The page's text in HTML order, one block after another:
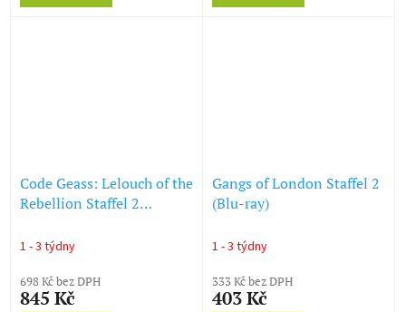
Code Geass: Lelouch of the
Rebellion Staffel 2
1 - 3 týdny
698 Kč bez DPH
845 Kč
Gangs of London Staffel 2
(Blu-ray)
1 - 3 týdny
333 Kč bez DPH
403 Kč